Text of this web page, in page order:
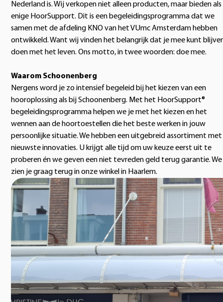
Nederland is. Wij verkopen niet alleen producten, maar bieden als
enige HoorSupport. Dit is een begeleidingsprogramma dat we
samen met de afdeling KNO van het VUmc Amsterdam hebben
ontwikkeld. Want wij vinden het belangrijk dat je mee kunt
doen met het leven. Ons motto, in twee woorden: doe mee.
Waarom Schoonenberg
Nergens word je zo intensief begeleid bij het kiezen van een
hooroplossing als bij Schoonenberg. Met het HoorSupport®
begeleidingsprogramma helpen we je met het kiezen en het
wennen aan de hoortoestellen die het beste werken in jouw
persoonlijke situatie. We hebben een uitgebreid assortiment
nieuwste innovaties. U krijgt alle tijd om uw keuze eerst uit te
proberen én we geven een niet tevreden geld terug garantie. We
zien je graag terug in onze winkel in Haarlem.